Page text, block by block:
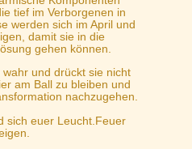
tief im Verborgenen in
werden sich im April und
damit sie in die
gehen können.
und drückt sie nicht
am Ball zu bleiben und
nachzugehen.
sich euer Leucht.Feuer